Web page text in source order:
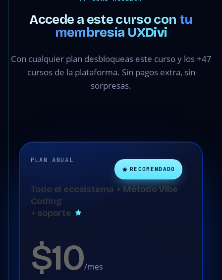
Accede a este curso con tu
membresía UXDivi
Con cualquier plan desbloqueas este curso y los +47
cursos de la plataforma. Sin pagos extra, sin
sorpresas.
RECOMENDADO
PLAN ANUAL
Todo el ecosistema + Método Vibe
Coding
+ soporte
$10/mes